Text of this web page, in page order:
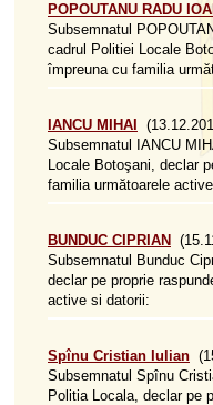
POPOUTANU RADU
Subsemnatul
cadrul Politiei Locale
împreuna cu familia
IANCU MIHAI
Subsemnatul IANCU
Locale Botoşani, declar
familia următoarele
BUNDUC CIPRIAN
Subsemnatul Bunduc
declar pe proprie
active si datorii:
Spînu Cristian Iulian
Subsemnatul Spînu
Politia Locala, declar pe